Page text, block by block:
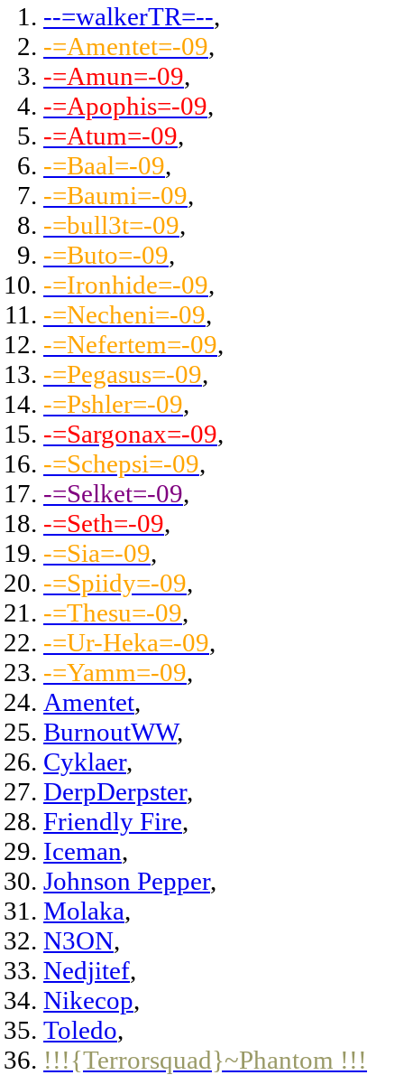
--=walkerTR=--,
-=Amentet=-09,
-=Amun=-09,
-=Apophis=-09,
-=Atum=-09,
-=Baal=-09,
-=Baumi=-09,
-=bull3t=-09,
-=Buto=-09,
-=Ironhide=-09,
-=Necheni=-09,
-=Nefertem=-09,
-=Pegasus=-09,
-=Pshler=-09,
-=Sargonax=-09,
-=Schepsi=-09,
-=Selket=-09,
-=Seth=-09,
-=Sia=-09,
-=Spiidy=-09,
-=Thesu=-09,
-=Ur-Heka=-09,
-=Yamm=-09,
Amentet,
BurnoutWW,
Cyklaer,
DerpDerpster,
Friendly Fire,
Iceman,
Johnson Pepper,
Molaka,
N3ON,
Nedjitef,
Nikecop,
Toledo,
!!!{Terrorsquad}~Phantom !!!